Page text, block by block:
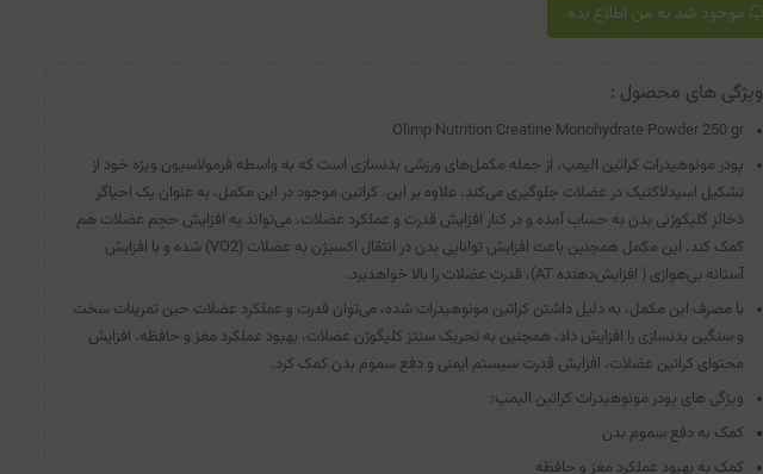
موجود شد به من اطلاع بده
ویژگی های محصول :
Olimp Nutrition Creatine Monohydrate Powder 250 gr
پودر مونوهیدرات کراتین الیمپ، از جمله مکمل‌های ورزشی بدنسازی است که به واسطه فرمولاسیون ویژه خود از
تشکیل اسید‌لاکتیک در عضلات جلوگیری می‌کند. علاوه بر این، کراتین موجود در این مکمل، به عنوان یک احیاگر
ذخائز گلیکوژنی بدن به حساب آمده و در کنار افزایش قدرت و عملکرد عضلات، می‌تواند به افزایش حجم عضلات هم
کمک کند. این مکمل همچنین باعث افزایش توانایی بدن در انتقال اکسیژن به عضلات (VO2) شده و با افزایش
آستانه بی‌هوازی ( افزایش‌دهنده AT)، قدرت عضلات را بالا خواهدبرد.
با مصرف این مکمل، به دلیل داشتن کراتین مونوهیدرات شده، می‌توان قدرت و عملکرد عضلات حین تمرینات سخت
و سنگین بدنسازی را افزایش داد، همچنین به تحریک سنتز کلیگوژن عضلات، بهبود عملکرد مغز و حافظه، افزایش
محتوای کراتین عضلات، افزایش قدرت سیستم ایمنی و دفع سموم بدن کمک کرد.
ویژگی های پودر مونوهیدرات کراتین الیمپ:
کمک به دفع سموم بدن
کمک به بهبود عملکرد مغز و حافظه